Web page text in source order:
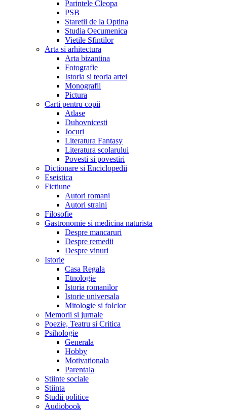
Parintele Cleopa
PSB
Staretii de la Optina
Studia Oecumenica
Vietile Sfintilor
Arta si arhitectura
Arta bizantina
Fotografie
Istoria si teoria artei
Monografii
Pictura
Carti pentru copii
Atlase
Duhovnicesti
Jocuri
Literatura Fantasy
Literatura scolarului
Povesti si povestiri
Dictionare si Enciclopedii
Eseistica
Fictiune
Autori romani
Autori straini
Filosofie
Gastronomie si medicina naturista
Despre mancaruri
Despre remedii
Despre vinuri
Istorie
Casa Regala
Etnologie
Istoria romanilor
Istorie universala
Mitologie si folclor
Memorii si jurnale
Poezie, Teatru si Critica
Psihologie
Generala
Hobby
Motivationala
Parentala
Stiinte sociale
Stiinta
Studii politice
Audiobook